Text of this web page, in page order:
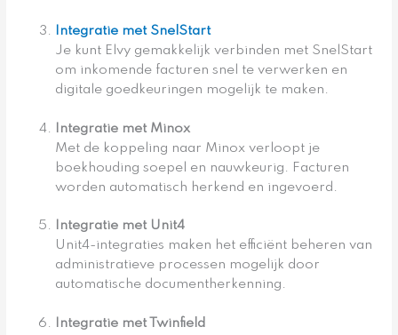
Integratie met SnelStart
Je kunt Elvy gemakkelijk verbinden met SnelStart
om inkomende facturen snel te verwerken en
digitale goedkeuringen mogelijk te maken.
Integratie met Minox
Met de koppeling naar Minox verloopt je
boekhouding soepel en nauwkeurig. Facturen
worden automatisch herkend en ingevoerd.
Integratie met Unit4
Unit4-integraties maken het efficiënt beheren van
administratieve processen mogelijk door
automatische documentherkenning.
Integratie met Twinfield